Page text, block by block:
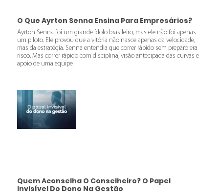
O Que Ayrton Senna Ensina Para Empresários?
Ayrton Senna foi um grande ídolo brasileiro, mas ele não foi apenas
um piloto. Ele provou que a vitória não nasce apenas da velocidade,
mas da estratégia. Senna entendia que correr rápido sem preparo era
risco. Mas correr rápido com disciplina, visão antecipada das curvas e
apoio de uma equipe
Quem Aconselha O Conselheiro? O Papel
Invisível Do Dono Na Gestão